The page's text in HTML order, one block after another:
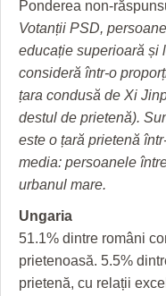
Ponderea non-
Votanții PSD,
educație superioară și
consideră într-o
țara condusă de Xi
destul de prietenă).
este o țară prietenă
media: persoanele
urbanul mare.
Ungaria
51.1% dintre români
prietenoasă. 5.5%
prietenă, cu relații